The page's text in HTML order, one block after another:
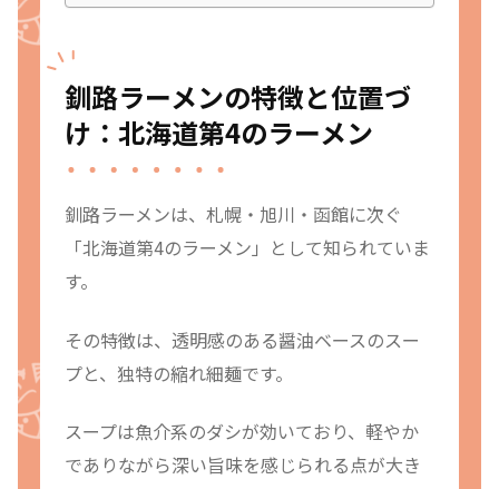
釧路ラーメンの特徴と位置づ
け：北海道第4のラーメン
釧路ラーメンは、札幌・旭川・函館に次ぐ
「北海道第4のラーメン」として知られていま
す。
その特徴は、透明感のある醤油ベースのスー
プと、独特の縮れ細麺です。
スープは魚介系のダシが効いており、軽やか
でありながら深い旨味を感じられる点が大き